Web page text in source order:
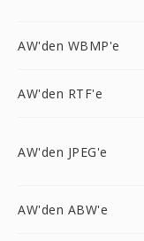
AW'den WBMP'e
AW'den RTF'e
AW'den JPEG'e
AW'den ABW'e